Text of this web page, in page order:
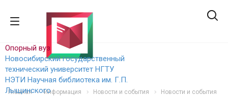
Опорный вуз
Новосибирский государственный
технический университет НГТУ
НЭТИ Научная библиотека им. Г.П.
Лыщинского
Главная Информация Новости и события Новости и события